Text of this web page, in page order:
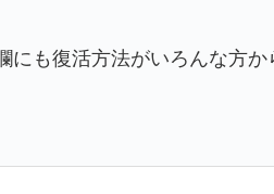
にも復活方法がいろんな方か